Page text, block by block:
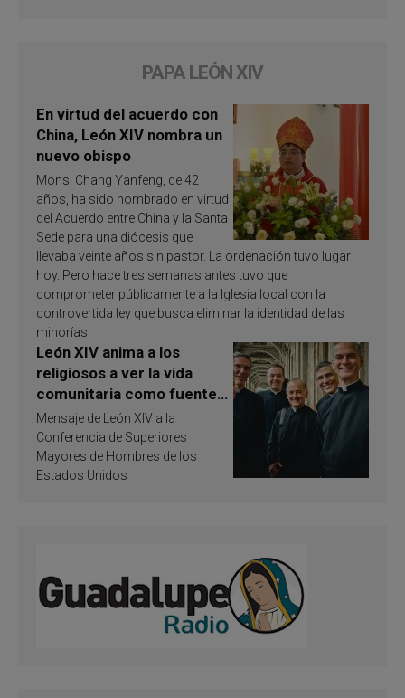
PAPA LEÓN XIV
En virtud del acuerdo con
China, León XIV nombra un
nuevo obispo
Mons. Chang Yanfeng, de 42
años, ha sido nombrado en virtud
del Acuerdo entre China y la Santa
Sede para una diócesis que
llevaba veinte años sin pastor. La ordenación tuvo lugar
hoy. Pero hace tres semanas antes tuvo que
comprometer públicamente a la Iglesia local con la
controvertida ley que busca eliminar la identidad de las
minorías.
León XIV anima a los
religiosos a ver la vida
comunitaria como fuente
de inspiración y
santificación
Mensaje de León XIV a la
Conferencia de Superiores
Mayores de Hombres de los
Estados Unidos